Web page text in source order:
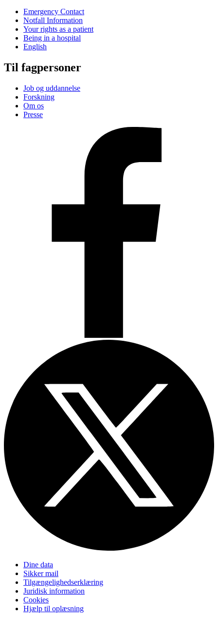
Emergency Contact
Notfall Information
Your rights as a patient
Being in a hospital
English
Til fagpersoner
Job og uddannelse
Forskning
Om os
Presse
Dine data
Sikker mail
Tilgængelighedserklæring
Juridisk information
Cookies
Hjælp til oplæsning